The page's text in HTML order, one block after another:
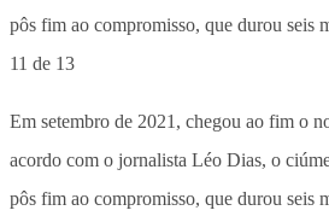
11 de 13
Em setembro de 2021, chegou ao fim o
acordo com o jornalista Léo Dias, o
pôs fim ao compromisso, que durou seis